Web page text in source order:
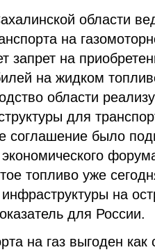
области
на
запрет на
на жидком
области
для
соглашение было
топливо уже
инфраструктуры на
для России.
на газ выгоден как